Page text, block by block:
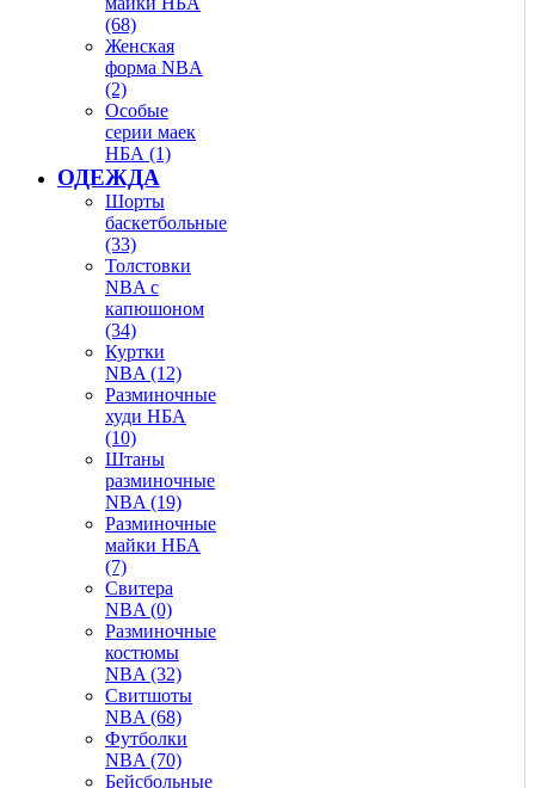
(68)
Женская
форма NBA
(2)
Особые
серии маек
НБА (1)
ОДЕЖДА
Шорты
баскетбольные
(33)
Толстовки
NBA с
капюшоном
(34)
Куртки
NBA (12)
Разминочные
худи НБА
(10)
Штаны
разминочные
NBA (19)
Разминочные
майки НБА
(7)
Свитера
NBA (0)
Разминочные
костюмы
NBA (32)
Свитшоты
NBA (68)
Футболки
NBA (70)
Бейсбольные